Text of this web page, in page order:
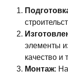
элементы
качество и
Монтаж: